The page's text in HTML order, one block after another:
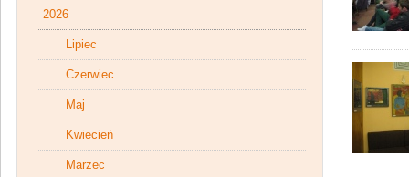
2026
Lipiec
Czerwiec
Maj
Kwiecień
Marzec